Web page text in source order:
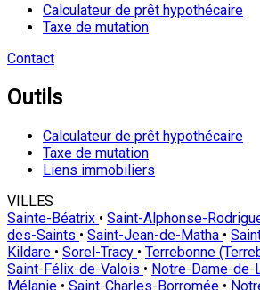
Calculateur de prêt hypothécaire
Taxe de mutation
Contact
Outils
Calculateur de prêt hypothécaire
Taxe de mutation
Liens immobiliers
VILLES
Sainte-Béatrix • Saint-Alphonse-
des-Saints • Saint-Jean-de-Matha •
Kildare • Sorel-Tracy • Terrebonne
Saint-Félix-de-Valois • Notre-Dame-de-
Mélanie • Saint-Charles-Borromée •